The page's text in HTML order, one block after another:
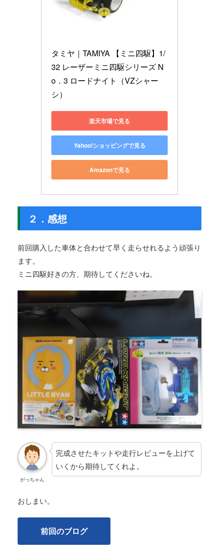
タミヤ｜TAMIYA 【ミニ四駆】1/
32 レーザーミニ四駆シリーズ N
o．3 ロードナイト（VZシャー
シ）
楽天市場で見る
Yahoo!ショッピングで見る
Amazonで見る
２．感想
前回購入した車体と合わせて早く走らせれるよう頑張り
ます。
ミニ四駆好きの方、期待してくださいね。
がっちゃん
完成させたキットや走行レビューを上げて
いくから期待してくれよ。
おしまい。
前回のブログ